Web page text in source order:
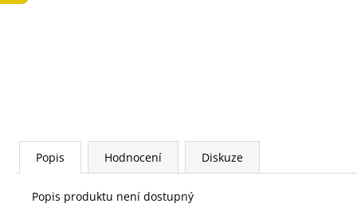
Popis Hodnocení Diskuze
Popis produktu není dostupný